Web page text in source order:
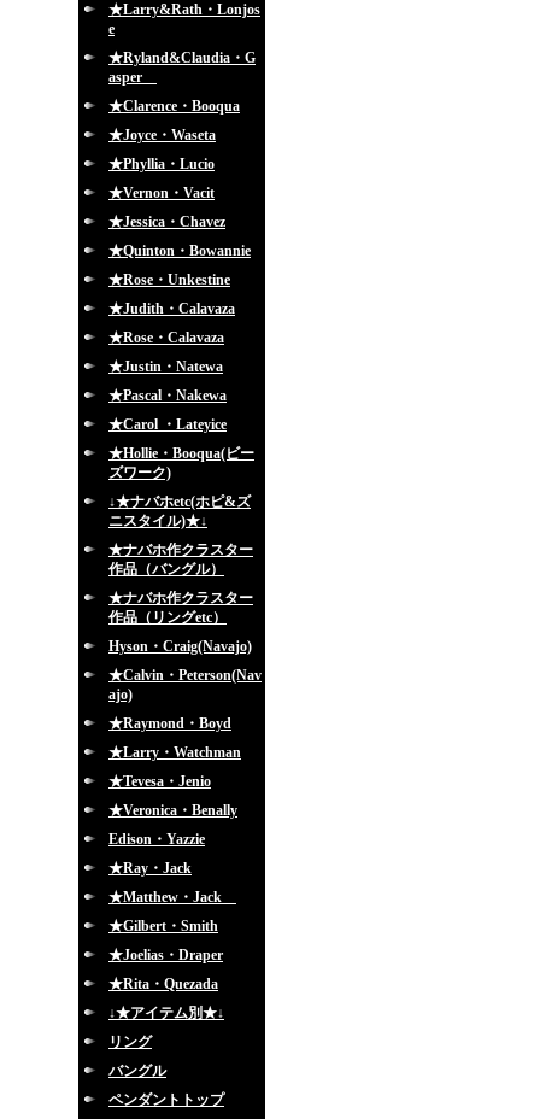
★Larry&Rath・Lonjos
e
★Ryland&Claudia・G
asper
★Clarence・Booqua
★Joyce・Waseta
★Phyllia・Lucio
★Vernon・Vacit
★Jessica・Chavez
★Quinton・Bowannie
★Rose・Unkestine
★Judith・Calavaza
★Rose・Calavaza
★Justin・Natewa
★Pascal・Nakewa
★Carol ・Lateyice
★Hollie・Booqua(ビー
ズワーク)
↓★ナバホetc(ホピ&ズ
ニスタイル)★↓
★ナバホ作クラスター
作品（バングル）
★ナバホ作クラスター
作品（リングetc）
Hyson・Craig(Navajo)
★Calvin・Peterson(Nav
ajo)
★Raymond・Boyd
★Larry・Watchman
★Tevesa・Jenio
★Veronica・Benally
Edison・Yazzie
★Ray・Jack
★Matthew・Jack
★Gilbert・Smith
★Joelias・Draper
★Rita・Quezada
↓★アイテム別★↓
リング
バングル
ペンダントトップ